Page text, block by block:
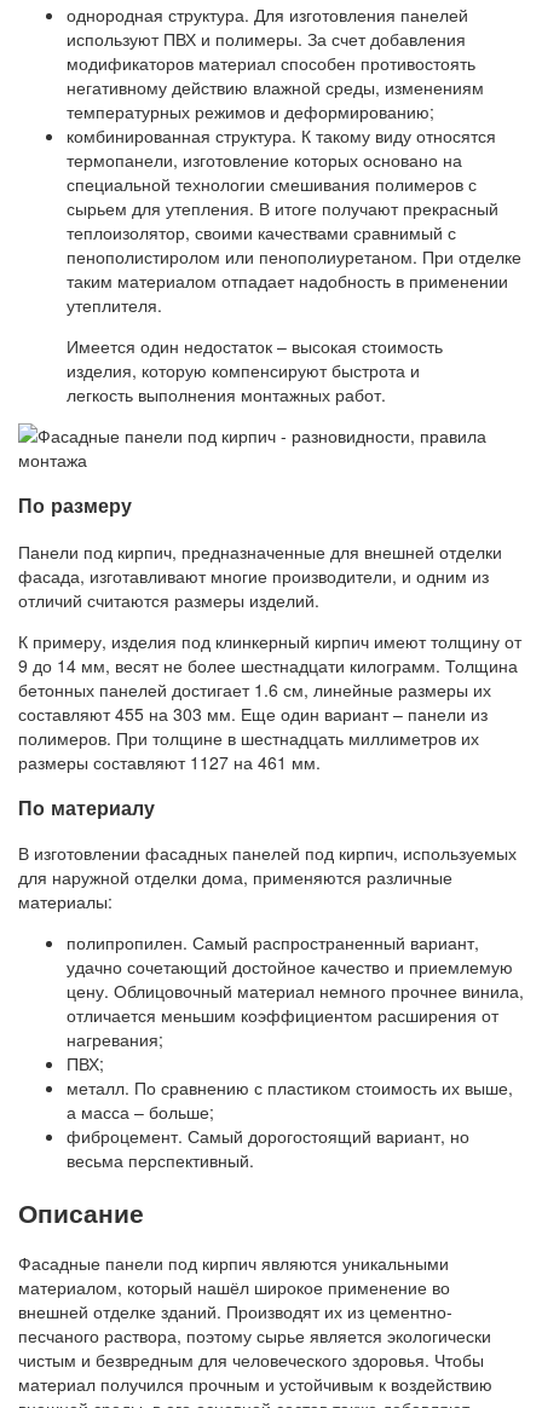
однородная структура. Для изготовления панелей
используют ПВХ и полимеры. За счет добавления
модификаторов материал способен противостоять
негативному действию влажной среды, изменениям
температурных режимов и деформированию;
комбинированная структура. К такому виду относятся
термопанели, изготовление которых основано на
специальной технологии смешивания полимеров с
сырьем для утепления. В итоге получают прекрасный
теплоизолятор, своими качествами сравнимый с
пенополистиролом или пенополиуретаном. При отделке
таким материалом отпадает надобность в применении
утеплителя.
Имеется один недостаток – высокая стоимость
изделия, которую компенсируют быстрота и
легкость выполнения монтажных работ.
По размеру
Панели под кирпич, предназначенные для внешней отделки
фасада, изготавливают многие производители, и одним из
отличий считаются размеры изделий.
К примеру, изделия под клинкерный кирпич имеют толщину от
9 до 14 мм, весят не более шестнадцати килограмм. Толщина
бетонных панелей достигает 1.6 см, линейные размеры их
составляют 455 на 303 мм. Еще один вариант – панели из
полимеров. При толщине в шестнадцать миллиметров их
размеры составляют 1127 на 461 мм.
По материалу
В изготовлении фасадных панелей под кирпич, используемых
для наружной отделки дома, применяются различные
материалы:
полипропилен. Самый распространенный вариант,
удачно сочетающий достойное качество и приемлемую
цену. Облицовочный материал немного прочнее винила,
отличается меньшим коэффициентом расширения от
нагревания;
ПВХ;
металл. По сравнению с пластиком стоимость их выше,
а масса – больше;
фиброцемент. Самый дорогостоящий вариант, но
весьма перспективный.
Описание
Фасадные панели под кирпич являются уникальными
материалом, который нашёл широкое применение во
внешней отделке зданий. Производят их из цементно-
песчаного раствора, поэтому сырье является экологически
чистым и безвредным для человеческого здоровья. Чтобы
материал получился прочным и устойчивым к воздействию